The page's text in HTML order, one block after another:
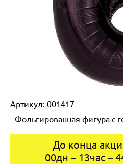
Артикул: 001417
- Фольгированная фигура с
До конца
00дн – 13час –